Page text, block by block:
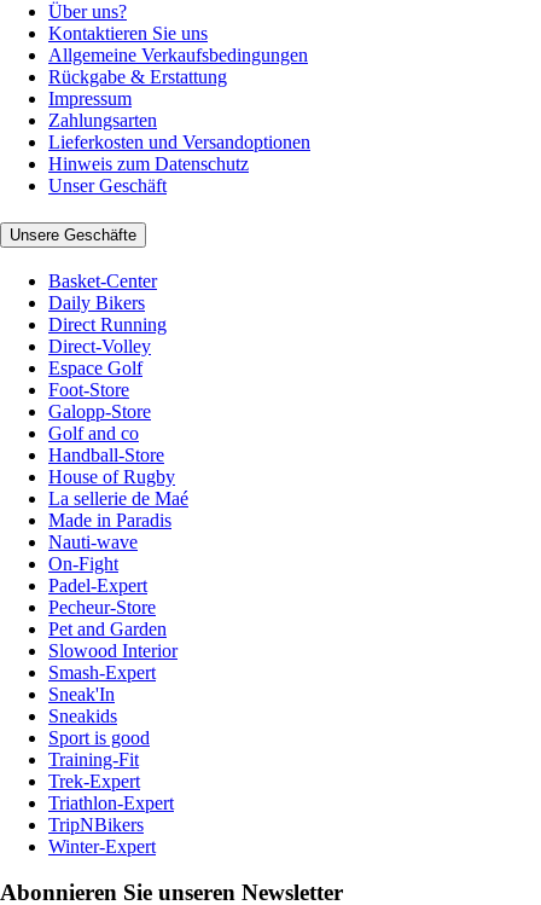
Über uns?
Kontaktieren Sie uns
Allgemeine Verkaufsbedingungen
Rückgabe & Erstattung
Impressum
Zahlungsarten
Lieferkosten und Versandoptionen
Hinweis zum Datenschutz
Unser Geschäft
Unsere Geschäfte
Basket-Center
Daily Bikers
Direct Running
Direct-Volley
Espace Golf
Foot-Store
Galopp-Store
Golf and co
Handball-Store
House of Rugby
La sellerie de Maé
Made in Paradis
Nauti-wave
On-Fight
Padel-Expert
Pecheur-Store
Pet and Garden
Slowood Interior
Smash-Expert
Sneak'In
Sneakids
Sport is good
Training-Fit
Trek-Expert
Triathlon-Expert
TripNBikers
Winter-Expert
Abonnieren Sie unseren Newsletter